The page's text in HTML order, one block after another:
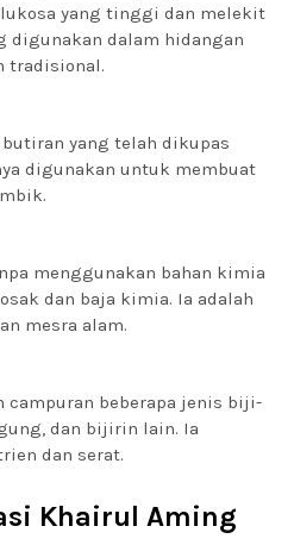
yang tinggi dan melekit
digunakan dalam hidangan
tradisional.
yang telah dikupas
digunakan untuk membuat
menggunakan bahan kimia
dan baja kimia. Ia adalah
mesra alam.
campuran beberapa jenis biji-
dan bijirin lain. Ia
dan serat.
Khairul Aming